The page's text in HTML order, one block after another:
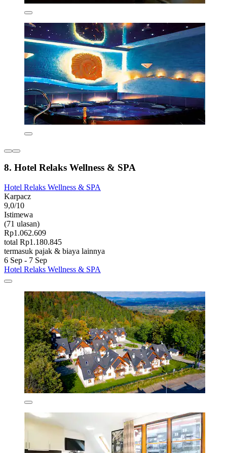
8. Hotel Relaks Wellness & SPA
Hotel Relaks Wellness & SPA
Karpacz
9,0/10
Istimewa
(71 ulasan)
Rp1.062.609
total Rp1.180.845
termasuk pajak & biaya lainnya
6 Sep - 7 Sep
Hotel Relaks Wellness & SPA